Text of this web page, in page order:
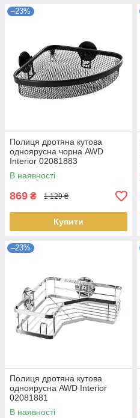
–23%
Полиця дротяна кутова
одноярусна чорна AWD
Interior 02081883
В наявності
869 ₴ 1 129 ₴
Купити
–23%
Полиця дротяна кутова
одноярусна AWD Interior
02081881
В наявності